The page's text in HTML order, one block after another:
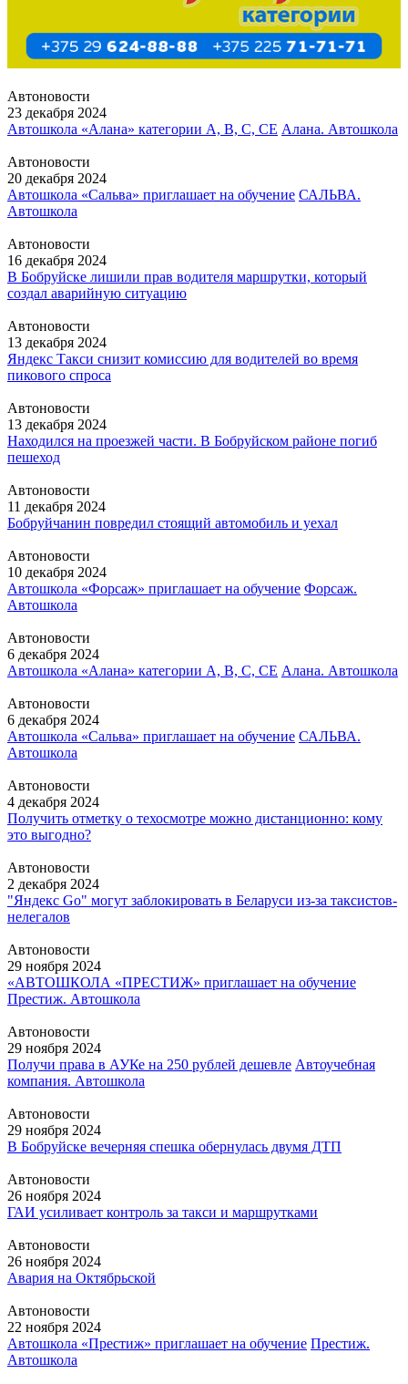
Автоновости
23 декабря 2024
Автошкола «Алана» категории А, В, С, СЕ Алана. Автошкола
Автоновости
20 декабря 2024
Автошкола «Сальва» приглашает на обучение САЛЬВА.
Автошкола
Автоновости
16 декабря 2024
В Бобруйске лишили прав водителя маршрутки, который
создал аварийную ситуацию
Автоновости
13 декабря 2024
Яндекс Такси снизит комиссию для водителей во время
пикового спроса
Автоновости
13 декабря 2024
Находился на проезжей части. В Бобруйском районе погиб
пешеход
Автоновости
11 декабря 2024
Бобруйчанин повредил стоящий автомобиль и уехал
Автоновости
10 декабря 2024
Автошкола «Форсаж» приглашает на обучение Форсаж.
Автошкола
Автоновости
6 декабря 2024
Автошкола «Алана» категории А, В, С, СЕ Алана. Автошкола
Автоновости
6 декабря 2024
Автошкола «Сальва» приглашает на обучение САЛЬВА.
Автошкола
Автоновости
4 декабря 2024
Получить отметку о техосмотре можно дистанционно: кому
это выгодно?
Автоновости
2 декабря 2024
"Яндекс Go" могут заблокировать в Беларуси из-за таксистов-
нелегалов
Автоновости
29 ноября 2024
«АВТОШКОЛА «ПРЕСТИЖ» приглашает на обучение
Престиж. Автошкола
Автоновости
29 ноября 2024
Получи права в АУКе на 250 рублей дешевле Автоучебная
компания. Автошкола
Автоновости
29 ноября 2024
В Бобруйске вечерняя спешка обернулась двумя ДТП
Автоновости
26 ноября 2024
ГАИ усиливает контроль за такси и маршрутками
Автоновости
26 ноября 2024
Авария на Октябрьской
Автоновости
22 ноября 2024
Автошкола «Престиж» приглашает на обучение Престиж.
Автошкола